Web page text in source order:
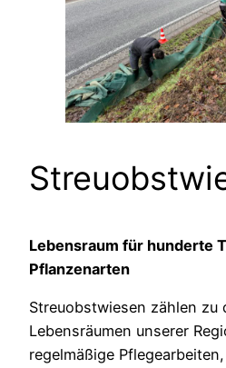
Lebensraum für hunderte
Pflanzenarten
Streuobstwiesen zählen zu
Lebensräumen unserer
regelmäßige